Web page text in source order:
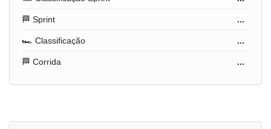
🏁 Sprint ...
🏎️ Classificação ...
🏁 Corrida ...